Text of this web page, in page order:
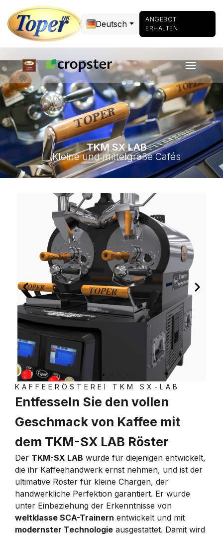
Deutsch
ANGEBOT
ERHALTEN
TKM SX LAB
Kleine und mittelgroße Cafés
KAFFEERÖSTEREI TKM SX-LAB
Entfesseln Sie den vollen
Geschmack von Kaffee mit
dem TKM-SX LAB Röster
Der TKM-SX LAB wurde für diejenigen entwickelt,
die ihr Kaffeehandwerk ernst nehmen, und ist der
ultimative Röster für kleine Chargen, der
handwerkliche Perfektion garantiert. Er wurde
unter Einbeziehung der Erkenntnisse von
weltklasse SCA-Trainern entwickelt und mit
modernster Technologie ausgestattet. Damit wird